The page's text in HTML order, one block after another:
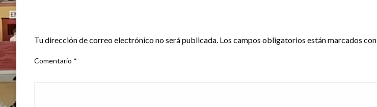
Tu dirección de correo electrónico no será publicada. Los campos obligatorios están marcados con
Comentario *